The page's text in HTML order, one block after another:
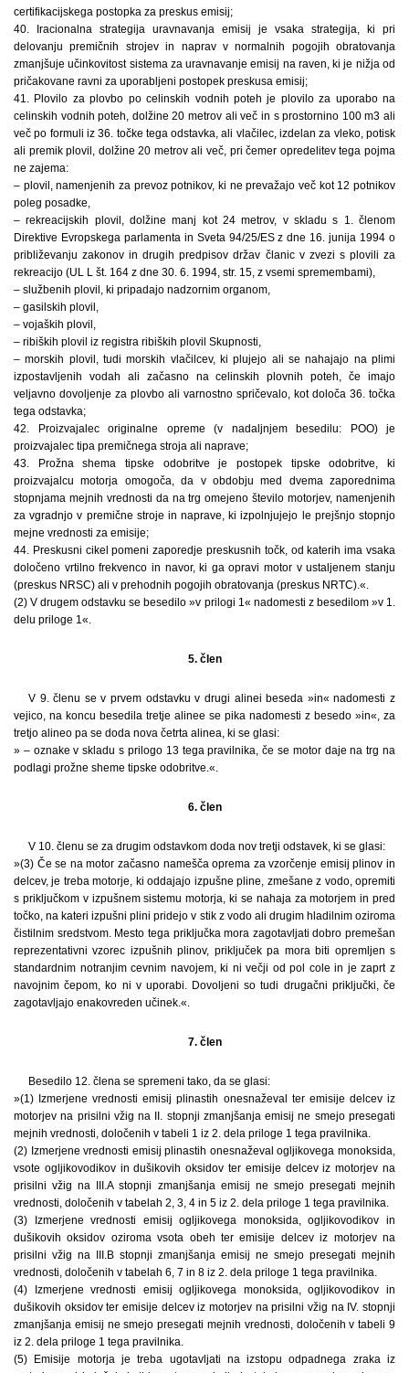
certifikacijskega postopka za preskus emisij;
40. Iracionalna strategija uravnavanja emisij je vsaka strategija, ki pri
delovanju premičnih strojev in naprav v normalnih pogojih obratovanja
zmanjšuje učinkovitost sistema za uravnavanje emisij na raven, ki je nižja od
pričakovane ravni za uporabljeni postopek preskusa emisij;
41. Plovilo za plovbo po celinskih vodnih poteh je plovilo za uporabo na
celinskih vodnih poteh, dolžine 20 metrov ali več in s prostornino 100 m3 ali
več po formuli iz 36. točke tega odstavka, ali vlačilec, izdelan za vleko, potisk
ali premik plovil, dolžine 20 metrov ali več, pri čemer opredelitev tega pojma
ne zajema:
– plovil, namenjenih za prevoz potnikov, ki ne prevažajo več kot 12 potnikov
poleg posadke,
– rekreacijskih plovil, dolžine manj kot 24 metrov, v skladu s 1. členom
Direktive Evropskega parlamenta in Sveta 94/25/ES z dne 16. junija 1994 o
približevanju zakonov in drugih predpisov držav članic v zvezi s plovili za
rekreacijo (UL L št. 164 z dne 30. 6. 1994, str. 15, z vsemi spremembami),
– službenih plovil, ki pripadajo nadzornim organom,
– gasilskih plovil,
– vojaških plovil,
– ribiških plovil iz registra ribiških plovil Skupnosti,
– morskih plovil, tudi morskih vlačilcev, ki plujejo ali se nahajajo na plimi
izpostavljenih vodah ali začasno na celinskih plovnih poteh, če imajo
veljavno dovoljenje za plovbo ali varnostno spričevalo, kot določa 36. točka
tega odstavka;
42. Proizvajalec originalne opreme (v nadaljnjem besedilu: POO) je
proizvajalec tipa premičnega stroja ali naprave;
43. Prožna shema tipske odobritve je postopek tipske odobritve, ki
proizvajalcu motorja omogoča, da v obdobju med dvema zaporednima
stopnjama mejnih vrednosti da na trg omejeno število motorjev, namenjenih
za vgradnjo v premične stroje in naprave, ki izpolnjujejo le prejšnjo stopnjo
mejne vrednosti za emisije;
44. Preskusni cikel pomeni zaporedje preskusnih točk, od katerih ima vsaka
določeno vrtilno frekvenco in navor, ki ga opravi motor v ustaljenem stanju
(preskus NRSC) ali v prehodnih pogojih obratovanja (preskus NRTC).«.
(2) V drugem odstavku se besedilo »v prilogi 1« nadomesti z besedilom »v 1.
delu priloge 1«.
5. člen
V 9. členu se v prvem odstavku v drugi alinei beseda »in« nadomesti z
vejico, na koncu besedila tretje alinee se pika nadomesti z besedo »in«, za
tretjo alineo pa se doda nova četrta alinea, ki se glasi:
» – oznake v skladu s prilogo 13 tega pravilnika, če se motor daje na trg na
podlagi prožne sheme tipske odobritve.«.
6. člen
V 10. členu se za drugim odstavkom doda nov tretji odstavek, ki se glasi:
»(3) Če se na motor začasno namešča oprema za vzorčenje emisij plinov in
delcev, je treba motorje, ki oddajajo izpušne pline, zmešane z vodo, opremiti
s priključkom v izpušnem sistemu motorja, ki se nahaja za motorjem in pred
točko, na kateri izpušni plini pridejo v stik z vodo ali drugim hladilnim oziroma
čistilnim sredstvom. Mesto tega priključka mora zagotavljati dobro premešan
reprezentativni vzorec izpušnih plinov, priključek pa mora biti opremljen s
standardnim notranjim cevnim navojem, ki ni večji od pol cole in je zaprt z
navojnim čepom, ko ni v uporabi. Dovoljeni so tudi drugačni priključki, če
zagotavljajo enakovreden učinek.«.
7. člen
Besedilo 12. člena se spremeni tako, da se glasi:
»(1) Izmerjene vrednosti emisij plinastih onesnaževal ter emisije delcev iz
motorjev na prisilni vžig na II. stopnji zmanjšanja emisij ne smejo presegati
mejnih vrednosti, določenih v tabeli 1 iz 2. dela priloge 1 tega pravilnika.
(2) Izmerjene vrednosti emisij plinastih onesnaževal ogljikovega monoksida,
vsote ogljikovodikov in dušikovih oksidov ter emisije delcev iz motorjev na
prisilni vžig na III.A stopnji zmanjšanja emisij ne smejo presegati mejnih
vrednosti, določenih v tabelah 2, 3, 4 in 5 iz 2. dela priloge 1 tega pravilnika.
(3) Izmerjene vrednosti emisij ogljikovega monoksida, ogljikovodikov in
dušikovih oksidov oziroma vsota obeh ter emisije delcev iz motorjev na
prisilni vžig na III.B stopnji zmanjšanja emisij ne smejo presegati mejnih
vrednosti, določenih v tabelah 6, 7 in 8 iz 2. dela priloge 1 tega pravilnika.
(4) Izmerjene vrednosti emisij ogljikovega monoksida, ogljikovodikov in
dušikovih oksidov ter emisije delcev iz motorjev na prisilni vžig na IV. stopnji
zmanjšanja emisij ne smejo presegati mejnih vrednosti, določenih v tabeli 9
iz 2. dela priloge 1 tega pravilnika.
(5) Emisije motorja je treba ugotavljati na izstopu odpadnega zraka iz